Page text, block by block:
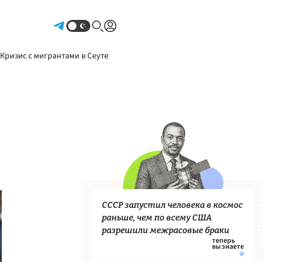
Кризис с мигрантами в Сеуте
СССР запустил человека в космос
раньше, чем по всему США
разрешили межрасовые браки